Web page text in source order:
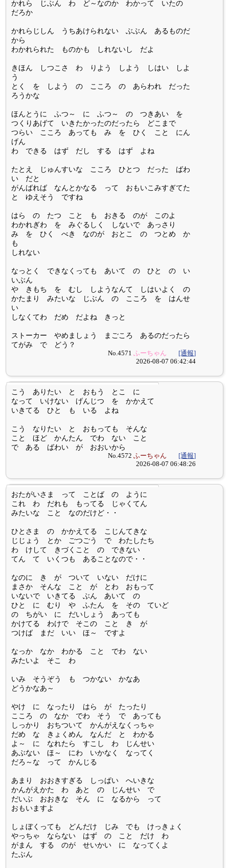
かれら じぶん わ ど～なのか わかって いたの
だろか
かれらじしん うちあけられない ぶぶん あるものだ
から
わかれられた ものかも しれないし だよ
きほん しつこさ わ りよう しよう しはい しよ
う
とく を しよう の こころ の あらわれ だった
ろうかな
ほんとうに ふつ～ に ふつ～ の つきあい を
つくりあげて いきたかったのだったら どこまで
つらい こころ あっても み を ひく こと にん
げん
わ できる はず だし する はず よね
たとえ じゅんすいな こころ ひとつ だった ばわ
い だと
がんばれば なんとかなる って おもいこみすぎてた
と ゆえそう ですね
はら の たつ こと も おきる のが このよ
わかれぎわ を みぐるしく しないで あっさり
み を ひく べき なのが おとこ の つとめ か
も
しれない
なっとく できなくっても あいて の ひと の い
いぶん
や きもち を むし しようなんて しはいよく の
かたまり みたいな じぶん の こころ を はんせ
い
しなくてわ だめ だよね きっと
ストーカー やめましょう まごころ あるのだったら
てがみ で どう？
No.4571ふーちゃん
[通報]
2026-08-07 06:42:44
こう ありたい と おもう とこ に
なって いけない げんじつ を かかえて
いきてる ひと も いる よね
こう なりたい と おもっても そんな
こと ほど かんたん でわ ない こと
で ある ばわい が おおいから
No.4572ふーちゃん
[通報]
2026-08-07 06:48:26
おたがいさま って ことば の ように
これ わ だれも もってる じゃくてん
みたいな こと なのだけど・・
ひとさま の かかえてる こじんてきな
じじょう とか ごつごう で わたしたち
わ けして きづくこと の できない
てん て いくつも あることなので・・
なのに き が ついて いない だけに
まさか そんな こと が とわ おもって
いないで いきてる ぶん あいて の
ひと に むり や ふたん を その ていど
の ちがい に だいしょう あっても
かけてる わけで そこの こと き が
つけば まだ いい ほ～ ですよ
なっか なか わかる こと でわ ない
みたいよ そこ わ
いみ そうぞう も つかない かなあ
どうかなあ～
やけ に なったり はら が たったり
こころ の なか でわ そう で あっても
しっかり おちついて かんがえなくっちゃ
だめ な きょくめん なんだ と わかる
よ～ に なれたら すこし わ じんせい
あぶない ほ～ にわ いかなく なってく
だろ～な って かんじる
あまり おおきすぎる しっぱい へいきな
かんがえかた わ あと の じんせい で
だいぶ おおきな そん に なるから って
おもいますよ
しょぼくっても どんだけ じみ でも けっきょく
やっちゃ ならない はず の こと だけ わ
がまん する のが せいかい に なってくよ
たぶん